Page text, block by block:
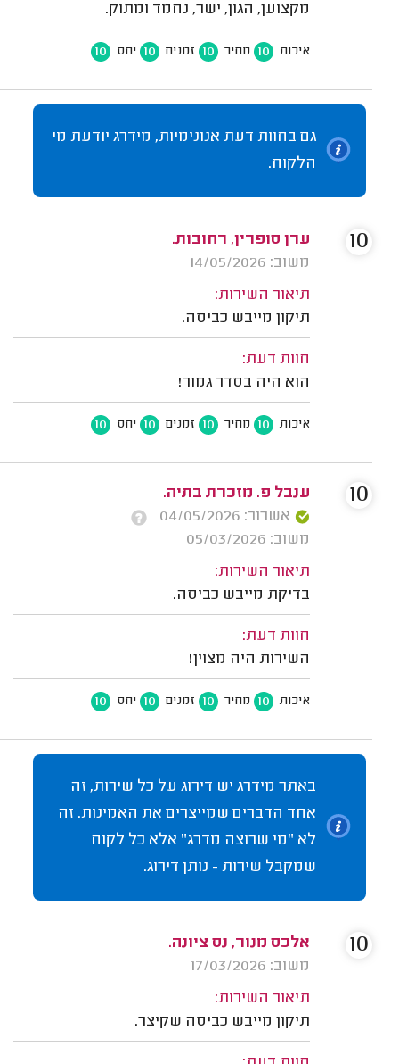
מקצוען, הגון, ישר, נחמד ומתוק.
איכות 10 מחיר 10 זמנים 10 יחס 10
גם בחוות דעת אנונימיות, מידרג יודעת מי
הלקוח.
ערן סופרין, רחובות.
משוב: 14/05/2026
תיאור השירות:
תיקון מייבש כביסה.
חוות דעת:
הוא היה בסדר גמור!
איכות 10 מחיר 10 זמנים 10 יחס 10
10
ענבל פ. מזכרת בתיה.
אשרור: 04/05/2026
משוב: 05/03/2026
תיאור השירות:
בדיקת מייבש כביסה.
חוות דעת:
השירות היה מצוין!
איכות 10 מחיר 10 זמנים 10 יחס 10
10
באתר מידרג יש דירוג על כל שירות, זה
אחד הדברים שמייצרים את האמינות. זה
לא "מי שרוצה מדרג" אלא כל לקוח
שמקבל שירות - נותן דירוג.
אלכס מנור, נס ציונה.
משוב: 17/03/2026
תיאור השירות:
תיקון מייבש כביסה שקיצר.
10